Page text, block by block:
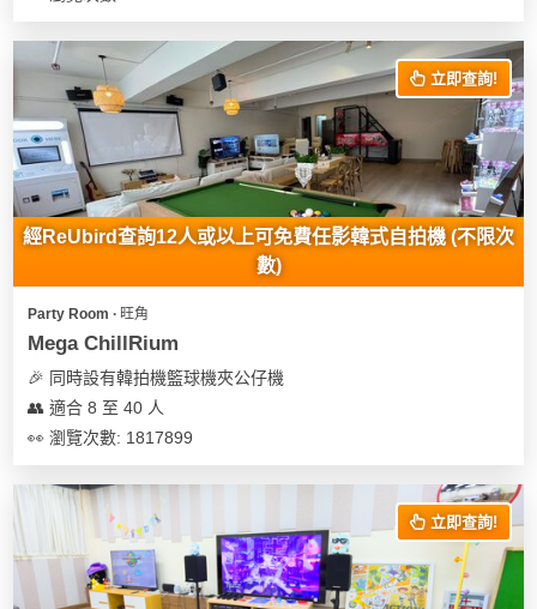
立即查詢!
經ReUbird查詢12人或以上可免費任影韓式自拍機 (不限次
數)
Party Room ∙ 旺角
Mega ChillRium
🎉 同時設有韓拍機籃球機夾公仔機
👥 適合 8 至 40 人
👀 瀏覽次數: 1817899
立即查詢!